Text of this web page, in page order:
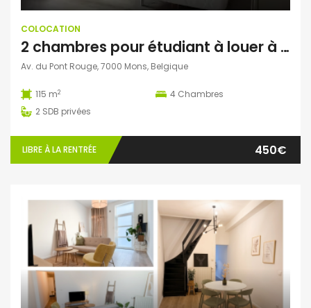
COLOCATION
2 chambres pour étudiant à louer à Mons
Av. du Pont Rouge, 7000 Mons, Belgique
115 m2 4 Chambres
2 SDB privées
LIBRE À LA RENTRÉE 450€